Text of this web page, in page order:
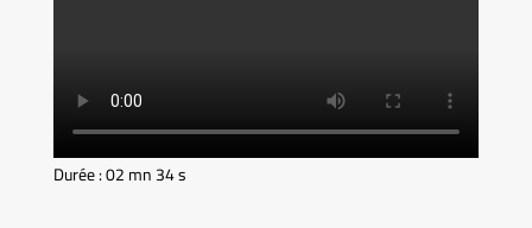
Durée : 02 mn 34 s